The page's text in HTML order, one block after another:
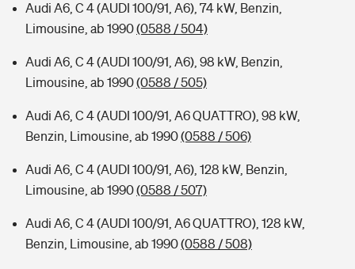
Sie haben Fragen?
Zur Übersicht
Kinderunfall-Check: Mehr Sicherheit für deine Kids
Typklassen: So ist Ihr Auto eingestuft
Audi A6, C 4 (AUDI 100/91, A6), 74 kW, Benzin,
Limousine, ab 1990(0588 / 504)
Audi A6, C 4 (AUDI 100/91, A6), 98 kW, Benzin,
Limousine, ab 1990(0588 / 505)
Audi A6, C 4 (AUDI 100/91, A6 QUATTRO), 98 kW,
Benzin, Limousine, ab 1990(0588 / 506)
Audi A6, C 4 (AUDI 100/91, A6), 128 kW, Benzin,
Limousine, ab 1990(0588 / 507)
Audi A6, C 4 (AUDI 100/91, A6 QUATTRO), 128 kW,
Benzin, Limousine, ab 1990(0588 / 508)